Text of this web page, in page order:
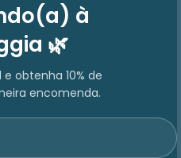
à
🌿
obtenha 10% de
encomenda.